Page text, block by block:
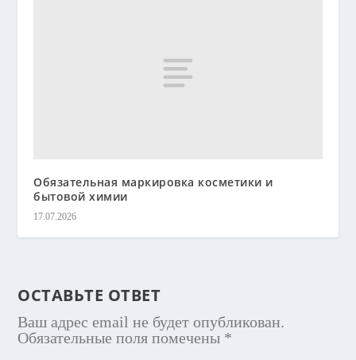
Обязательная маркировка косметики и
бытовой химии
17.07.2026
ОСТАВЬТЕ ОТВЕТ
Ваш адрес email не будет опубликован.
Обязательные поля помечены *